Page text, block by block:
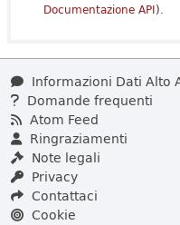
Documentazione API).
Informazioni Dati Alto
Domande frequenti
Atom Feed
Ringraziamenti
Note legali
Privacy
Contattaci
Cookie